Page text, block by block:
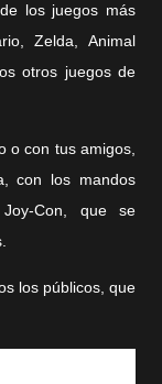
los juegos más
Zelda, Animal
otros juegos de
o con tus amigos,
con los mandos
Con, que se
los públicos, que